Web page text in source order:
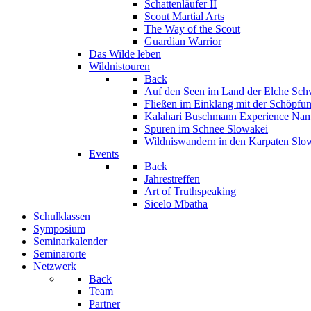
Schattenläufer II
Scout Martial Arts
The Way of the Scout
Guardian Warrior
Das Wilde leben
Wildnistouren
Back
Auf den Seen im Land der Elche
Fließen im Einklang mit der
Kalahari Buschmann Experience
Spuren im Schnee Slowakei
Wildniswandern in den Karpaten
Events
Back
Jahrestreffen
Art of Truthspeaking
Sicelo Mbatha
Schulklassen
Symposium
Seminarkalender
Seminarorte
Netzwerk
Back
Team
Partner